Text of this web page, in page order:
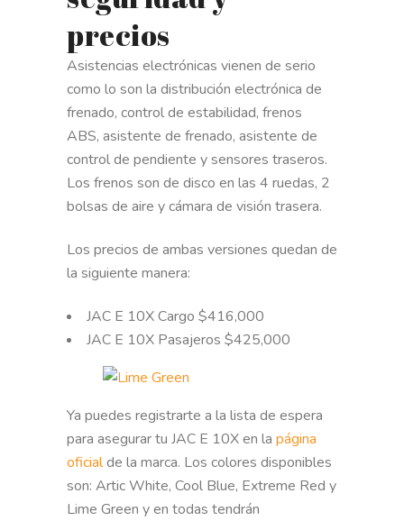
precios
Asistencias electrónicas vienen de serio
como lo son la distribución electrónica de
frenado, control de estabilidad, frenos
ABS, asistente de frenado, asistente de
control de pendiente y sensores traseros.
Los frenos son de disco en las 4 ruedas, 2
bolsas de aire y cámara de visión trasera.
Los precios de ambas versiones quedan de
la siguiente manera:
JAC E 10X Cargo $416,000
JAC E 10X Pasajeros $425,000
Ya puedes registrarte a la lista de espera
para asegurar tu JAC E 10X en la página
oficialde la marca. Los colores disponibles
son: Artic White, Cool Blue, Extreme Red y
Lime Green y en todas tendrán